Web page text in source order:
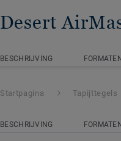
Desert
BESCHRIJVING FORMATEN
Startpagina Tapijttegels
BESCHRIJVING FORMATEN